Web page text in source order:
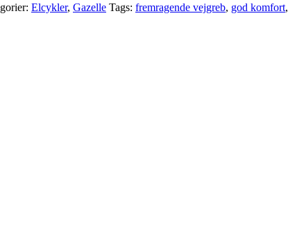
Elcykler, Gazelle Tags: fremragende vejgreb, god komfort,